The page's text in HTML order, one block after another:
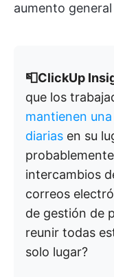
aumento
📮ClickUp
que los
mantienen
diarias en su
intercambios
correos
de gestión de
reunir todas
solo lugar?